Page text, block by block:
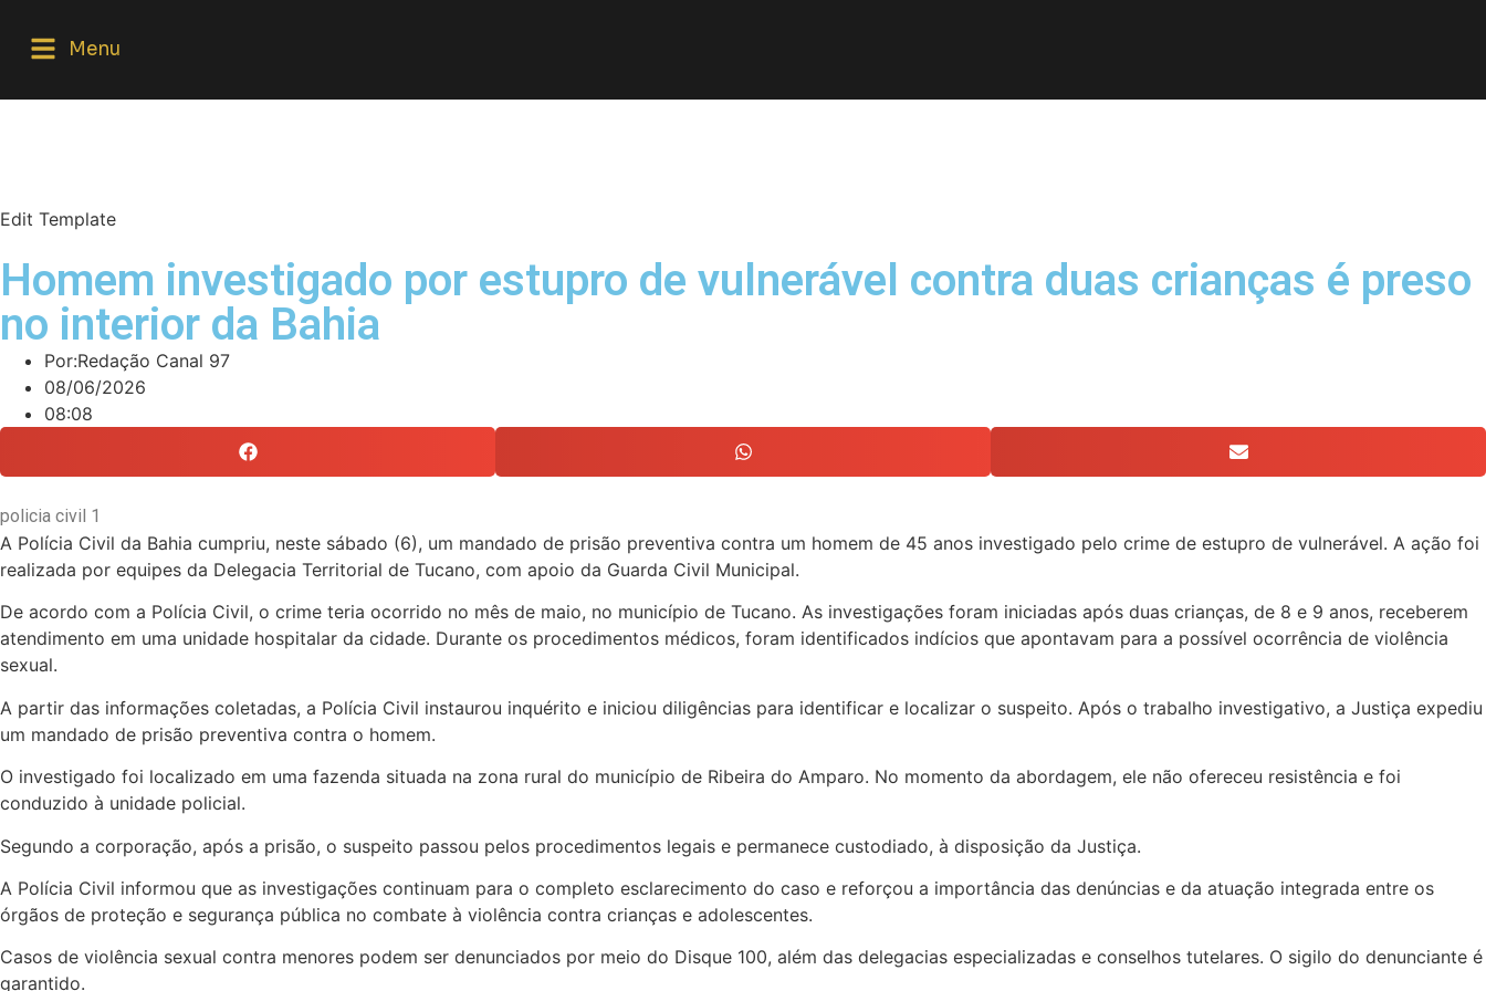
Menu
Edit Template
Homem investigado por estupro de vulnerável contra duas crianças é preso
no interior da Bahia
Por:Redação Canal 97
08/06/2026
08:08
policia civil 1
A Polícia Civil da Bahia cumpriu, neste sábado (6), um mandado de prisão preventiva contra um homem de 45 anos investigado pelo crime de estupro de vulnerável. A ação foi
realizada por equipes da Delegacia Territorial de Tucano, com apoio da Guarda Civil Municipal.
De acordo com a Polícia Civil, o crime teria ocorrido no mês de maio, no município de Tucano. As investigações foram iniciadas após duas crianças, de 8 e 9 anos, receberem
atendimento em uma unidade hospitalar da cidade. Durante os procedimentos médicos, foram identificados indícios que apontavam para a possível ocorrência de violência
sexual.
A partir das informações coletadas, a Polícia Civil instaurou inquérito e iniciou diligências para identificar e localizar o suspeito. Após o trabalho investigativo, a Justiça expediu
um mandado de prisão preventiva contra o homem.
O investigado foi localizado em uma fazenda situada na zona rural do município de Ribeira do Amparo. No momento da abordagem, ele não ofereceu resistência e foi
conduzido à unidade policial.
Segundo a corporação, após a prisão, o suspeito passou pelos procedimentos legais e permanece custodiado, à disposição da Justiça.
A Polícia Civil informou que as investigações continuam para o completo esclarecimento do caso e reforçou a importância das denúncias e da atuação integrada entre os
órgãos de proteção e segurança pública no combate à violência contra crianças e adolescentes.
Casos de violência sexual contra menores podem ser denunciados por meio do Disque 100, além das delegacias especializadas e conselhos tutelares. O sigilo do denunciante é
garantido.